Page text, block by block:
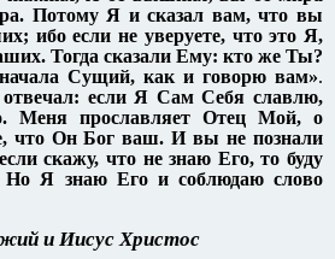
Потому Я и сказал вам, что вы
ибо если не уверуете, что это Я,
Тогда сказали Ему: кто же Ты?
Сущий, как и говорю вам».
отвечал: если Я Сам Себя славлю,
Меня прославляет Отец Мой, о
что Он Бог ваш. И вы не познали
скажу, что не знаю Его, то буду
Я знаю Его и соблюдаю слово
и Иисус Христос